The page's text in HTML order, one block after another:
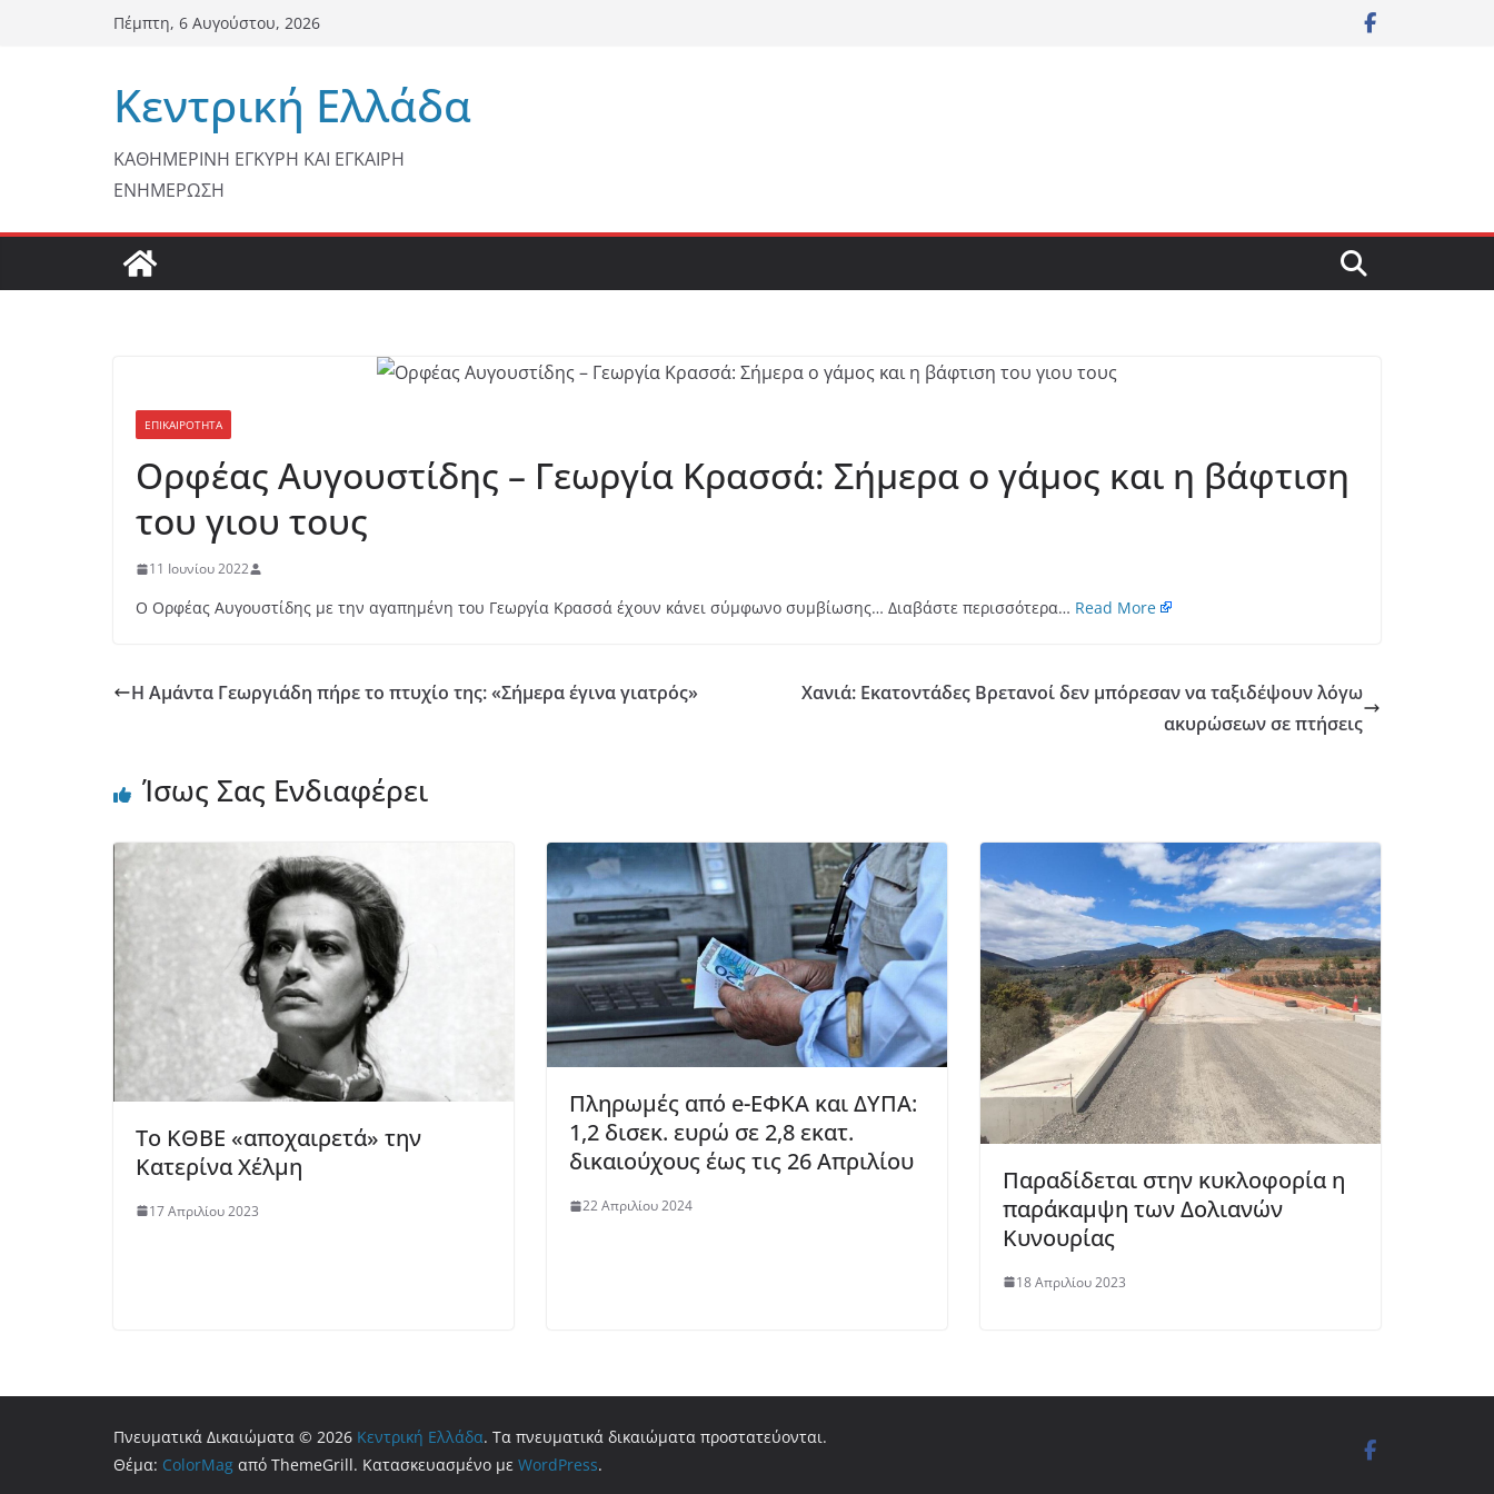
Πέμπτη, 6 Αυγούστου, 2026
Κεντρική Ελλάδα
ΚΑΘΗΜΕΡΙΝΗ ΕΓΚΥΡΗ ΚΑΙ ΕΓΚΑΙΡΗ
ΕΝΗΜΕΡΩΣΗ
ΕΠΙΚΑΙΡΟΤΗΤΑ
Ορφέας Αυγουστίδης – Γεωργία Κρασσά: Σήμερα ο γάμος και η βάφτιση
του γιου τους
11 Ιουνίου 2022
Ο Ορφέας Αυγουστίδης με την αγαπημένη του Γεωργία Κρασσά έχουν κάνει σύμφωνο συμβίωσης… Διαβάστε περισσότερα… Read More
H Αμάντα Γεωργιάδη πήρε το πτυχίο της: «Σήμερα έγινα γιατρός»
Χανιά: Εκατοντάδες Βρετανοί δεν μπόρεσαν να ταξιδέψουν λόγω
ακυρώσεων σε πτήσεις
Ίσως Σας Ενδιαφέρει
Το ΚΘΒΕ «αποχαιρετά» την
Κατερίνα Χέλμη
17 Απριλίου 2023
Πληρωμές από e-ΕΦΚΑ και ΔΥΠΑ:
1,2 δισεκ. ευρώ σε 2,8 εκατ.
δικαιούχους έως τις 26 Απριλίου
22 Απριλίου 2024
Παραδίδεται στην κυκλοφορία η
παράκαμψη των Δολιανών
Κυνουρίας
18 Απριλίου 2023
Πνευματικά Δικαιώματα © 2026 Κεντρική Ελλάδα. Τα πνευματικά δικαιώματα προστατεύονται.
Θέμα: ColorMag από ThemeGrill. Κατασκευασμένο με WordPress.